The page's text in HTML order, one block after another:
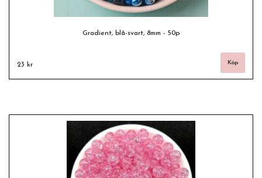
Gradient, blå-svart, 8mm - 50p
23 kr